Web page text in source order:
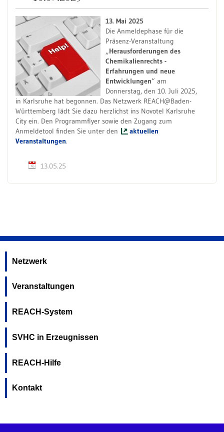
13. Mai 2025
Die Anmeldephase für die
Präsenz-Veranstaltung
„Herausforderungen des
Chemikalienrechts -
Erfahrungen und neue
Entwicklungen“ am
Donnerstag, den 10. Juli 2025,
in Karlsruhe hat begonnen. Das Netzwerk REACH@Baden-
Württemberg lädt Sie dazu herzlichst ins Novotel Karlsruhe
City ein. Den Programmflyer sowie den Zugang zum
Anmeldetool finden Sie unter den
aktuellen
Veranstaltungen.
13.05.25
Netzwerk
Veranstaltungen
REACH-System
SVHC in Erzeugnissen
REACH-Hilfe
Kontakt